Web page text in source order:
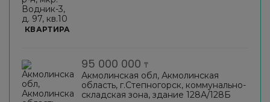
КВАРТИРА
95 000 000 ₸
Акмолинская обл, Акмолинская
область, г.Степногорск, коммунально-
складская зона, здание 128А/128Б